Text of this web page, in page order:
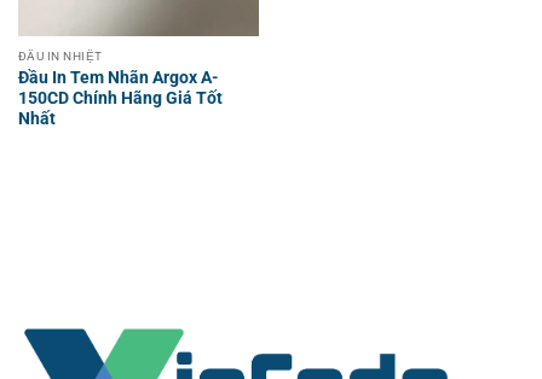
ĐẦU IN NHIỆT
Đầu In Tem Nhãn Argox A-
150CD Chính Hãng Giá Tốt
Nhất